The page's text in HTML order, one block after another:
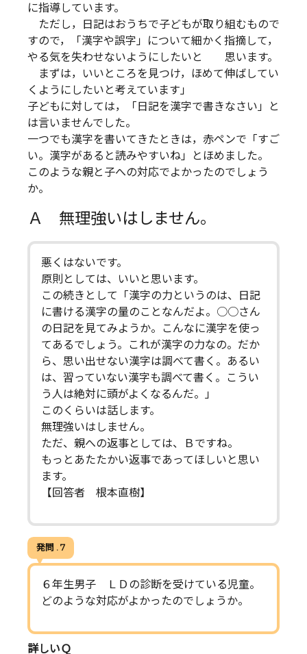
に指導しています。
ただし，日記はおうちで子どもが取り組むもので
すので，「漢字や誤字」について細かく指摘して，
やる気を失わせないようにしたいと 思います。
まずは，いいところを見つけ，ほめて伸ばしてい
くようにしたいと考えています」
子どもに対しては，「日記を漢字で書きなさい」と
は言いませんでした。
一つでも漢字を書いてきたときは，赤ペンで「すご
い。漢字があると読みやすいね」とほめました。
このような親と子への対応でよかったのでしょう
か。
Ａ 無理強いはしません。
悪くはないです。
原則としては、いいと思います。
この続きとして「漢字の力というのは、日記
に書ける漢字の量のことなんだよ。○○さん
の日記を見てみようか。こんなに漢字を使っ
てあるでしょう。これが漢字の力なの。だか
ら、思い出せない漢字は調べて書く。あるい
は、習っていない漢字も調べて書く。こうい
う人は絶対に頭がよくなるんだ。」
このくらいは話します。
無理強いはしません。
ただ、親への返事としては、Ｂですね。
もっとあたたかい返事であってほしいと思い
ます。
【回答者 根本直樹】
発問 . 7
６年生男子 ＬＤの診断を受けている児童。
どのような対応がよかったのでしょうか。
詳しいＱ